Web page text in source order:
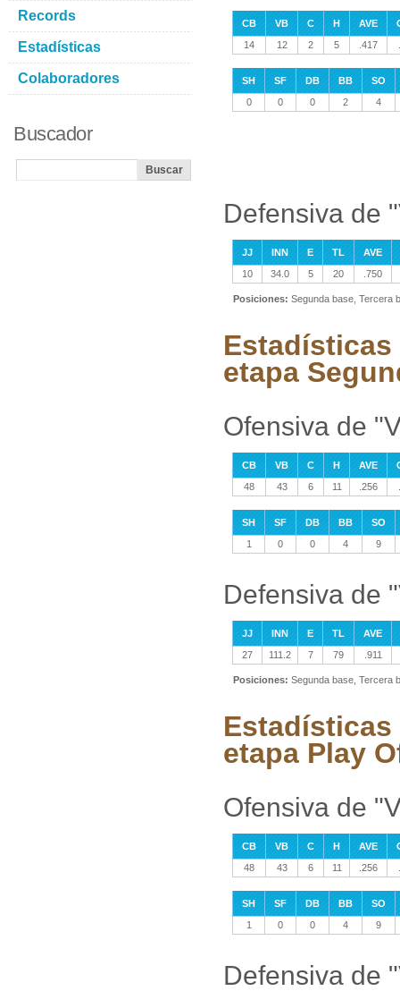
CB VB C H AVE
14
12 2 5 .417
SH SF DB BB
SO
0
0 0 2 4
Defensiva de
JJ INN E TL
AVE
10
34.0 5 20 .750
Posiciones: Segunda base, Tercera
Estadísticas
etapa
Ofensiva de
CB VB C H AVE
48
43 6 11 .256
SH SF DB BB
SO
1
0 0 4 9
Defensiva de
JJ INN E TL
AVE
27
111.2 7 79 .911
Posiciones: Segunda base, Tercera
Estadísticas
etapa Play
Ofensiva de
CB VB C H AVE
48
43 6 11 .256
SH SF DB BB
SO
1
0 0 4 9
Defensiva de
Records
Estadísticas
Colaboradores
Buscador